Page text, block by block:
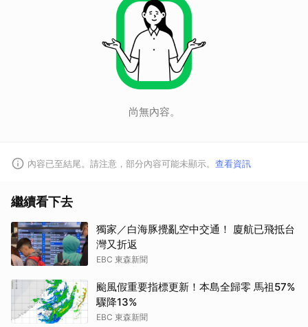
尚無內容。
內容已至結尾。請注意，部分內容可能未顯示。 查看資訊
繼續看下去
獨家／白海豚攪亂空中交通！ 廈航已飛抵台
灣又折返
EBC 東森新聞
颱風假重要指標更新！本島全歸零 馬祖57%
驟降13%
EBC 東森新聞